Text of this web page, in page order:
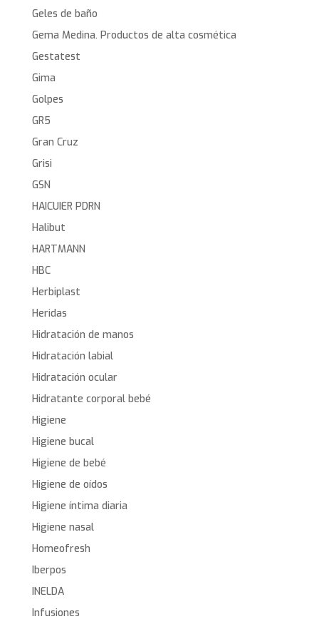
Geles de baño
Gema Medina. Productos de alta cosmética
Gestatest
Gima
Golpes
GR5
Gran Cruz
Grisi
GSN
HAICUIER PDRN
Halibut
HARTMANN
HBC
Herbiplast
Heridas
Hidratación de manos
Hidratación labial
Hidratación ocular
Hidratante corporal bebé
Higiene
Higiene bucal
Higiene de bebé
Higiene de oídos
Higiene íntima diaria
Higiene nasal
Homeofresh
Iberpos
INELDA
Infusiones